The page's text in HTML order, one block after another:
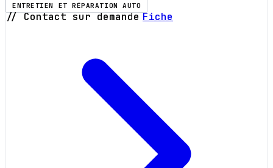
ENTRETIEN ET RÉPARATION AUTO
// Contact sur demande Fiche